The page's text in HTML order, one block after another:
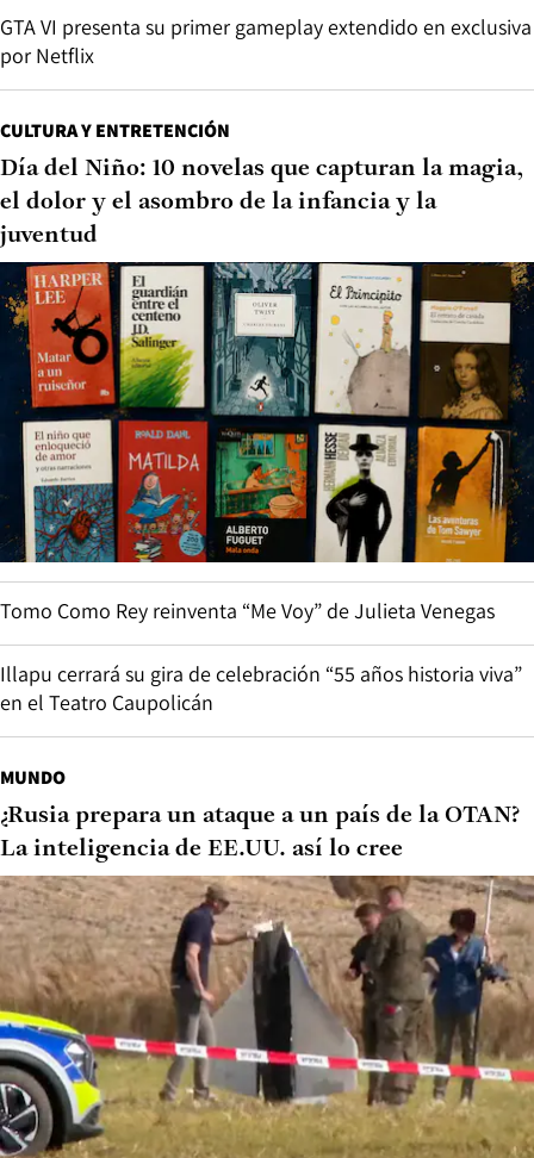
GTA VI presenta su primer gameplay extendido en exclusiva
por Netflix
CULTURA Y ENTRETENCIÓN
Día del Niño: 10 novelas que capturan la magia,
el dolor y el asombro de la infancia y la
juventud
Tomo Como Rey reinventa “Me Voy” de Julieta Venegas
Illapu cerrará su gira de celebración “55 años historia viva”
en el Teatro Caupolicán
MUNDO
¿Rusia prepara un ataque a un país de la OTAN?
La inteligencia de EE.UU. así lo cree